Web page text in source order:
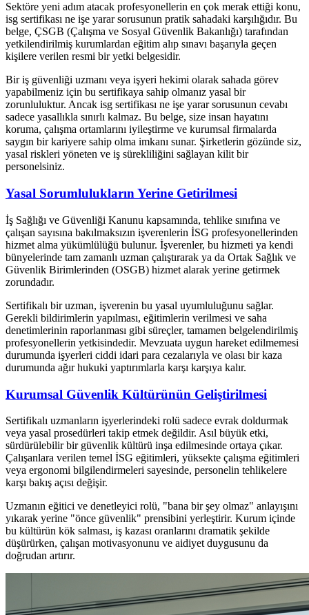
Sektöre yeni adım atacak profesyonellerin en çok merak ettiği konu,
isg sertifikası ne işe yarar sorusunun pratik sahadaki karşılığıdır. Bu
belge, ÇSGB (Çalışma ve Sosyal Güvenlik Bakanlığı) tarafından
yetkilendirilmiş kurumlardan eğitim alıp sınavı başarıyla geçen
kişilere verilen resmi bir yetki belgesidir.
Bir iş güvenliği uzmanı veya işyeri hekimi olarak sahada görev
yapabilmeniz için bu sertifikaya sahip olmanız yasal bir
zorunluluktur. Ancak isg sertifikası ne işe yarar sorusunun cevabı
sadece yasallıkla sınırlı kalmaz. Bu belge, size insan hayatını
koruma, çalışma ortamlarını iyileştirme ve kurumsal firmalarda
saygın bir kariyere sahip olma imkanı sunar. Şirketlerin gözünde siz,
yasal riskleri yöneten ve iş sürekliliğini sağlayan kilit bir
personelsiniz.
Yasal Sorumlulukların Yerine Getirilmesi
İş Sağlığı ve Güvenliği Kanunu kapsamında, tehlike sınıfına ve
çalışan sayısına bakılmaksızın işverenlerin İSG profesyonellerinden
hizmet alma yükümlülüğü bulunur. İşverenler, bu hizmeti ya kendi
bünyelerinde tam zamanlı uzman çalıştırarak ya da Ortak Sağlık ve
Güvenlik Birimlerinden (OSGB) hizmet alarak yerine getirmek
zorundadır.
Sertifikalı bir uzman, işverenin bu yasal uyumluluğunu sağlar.
Gerekli bildirimlerin yapılması, eğitimlerin verilmesi ve saha
denetimlerinin raporlanması gibi süreçler, tamamen belgelendirilmiş
profesyonellerin yetkisindedir. Mevzuata uygun hareket edilmemesi
durumunda işyerleri ciddi idari para cezalarıyla ve olası bir kaza
durumunda ağır hukuki yaptırımlarla karşı karşıya kalır.
Kurumsal Güvenlik Kültürünün Geliştirilmesi
Sertifikalı uzmanların işyerlerindeki rolü sadece evrak doldurmak
veya yasal prosedürleri takip etmek değildir. Asıl büyük etki,
sürdürülebilir bir güvenlik kültürü inşa edilmesinde ortaya çıkar.
Çalışanlara verilen temel İSG eğitimleri, yüksekte çalışma eğitimleri
veya ergonomi bilgilendirmeleri sayesinde, personelin tehlikelere
karşı bakış açısı değişir.
Uzmanın eğitici ve denetleyici rolü, "bana bir şey olmaz" anlayışını
yıkarak yerine "önce güvenlik" prensibini yerleştirir. Kurum içinde
bu kültürün kök salması, iş kazası oranlarını dramatik şekilde
düşürürken, çalışan motivasyonunu ve aidiyet duygusunu da
doğrudan artırır.